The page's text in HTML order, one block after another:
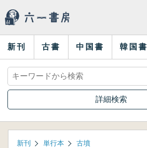
新刊 古書 中国書 韓国書
詳細検索
新刊 単行本 古墳